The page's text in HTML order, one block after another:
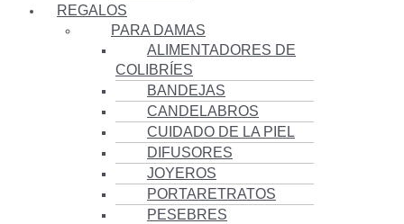
REGALOS
PARA DAMAS
ALIMENTADORES DE
COLIBRÍES
BANDEJAS
CANDELABROS
CUIDADO DE LA PIEL
DIFUSORES
JOYEROS
PORTARETRATOS
PESEBRES